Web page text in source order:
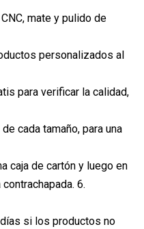
mate y pulido de
personalizados al
para verificar la calidad,
cada tamaño, para una
caja de cartón y luego en
6.
si los productos no